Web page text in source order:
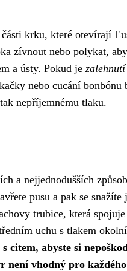
krku, které otevírají
zívnout nebo polykat,
a ústy. Pokud je
nebo cucání bonbónu
nepříjemnému tlaku.
a nejjednodušších
pusu a pak se
trubice, která
uchu s tlakem
citem, abyste si
není vhodný pro